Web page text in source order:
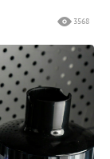
3568